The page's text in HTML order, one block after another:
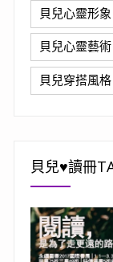
貝兒心靈形象
貝兒心靈藝術
貝兒穿搭風格
貝兒♥讀冊